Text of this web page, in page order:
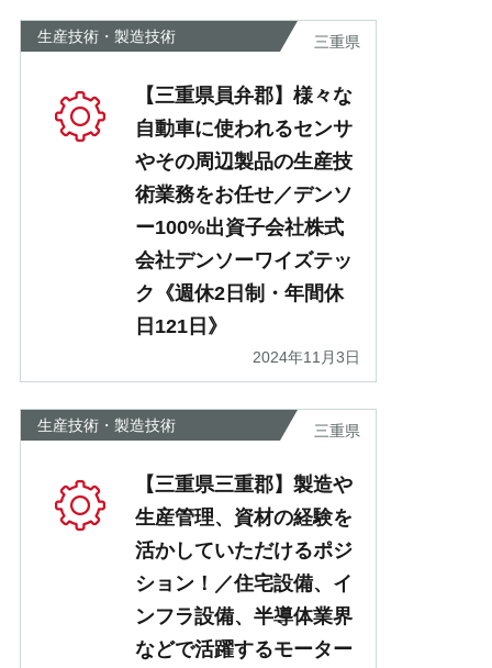
生産技術・製造技術 三重県
【三重県員弁郡】様々な
自動車に使われるセンサ
やその周辺製品の生産技
術業務をお任せ／デンソ
ー100%出資子会社株式
会社デンソーワイズテッ
ク《週休2日制・年間休
日121日》
2024年11月3日
生産技術・製造技術 三重県
【三重県三重郡】製造や
生産管理、資材の経験を
活かしていただけるポジ
ション！／住宅設備、イ
ンフラ設備、半導体業界
などで活躍するモーター